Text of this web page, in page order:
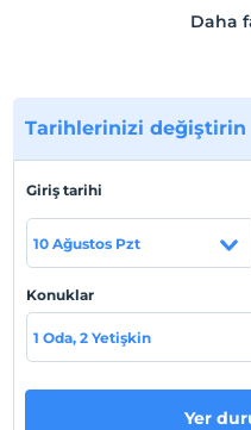
gibi olanaklarla
konforunda bir tatil imkânı
Aileler ve çiftler için ideal
doğayla iç içe bir
seçenektir.
Tesis lokasyon bilgileri
Fethiye, Muğla'da doğal
konumdadır.
Daha
Tarihlerinizi değiştirin
Giriş tarihi
10 Ağustos Pzt
Konuklar
1 Oda, 2 Yetişkin
Yer